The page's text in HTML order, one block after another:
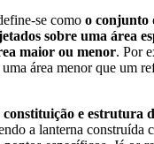
se como o conjunto
sobre uma área
maior ou menor. Por
área menor que um
constituição e estrutura
a lanterna construída